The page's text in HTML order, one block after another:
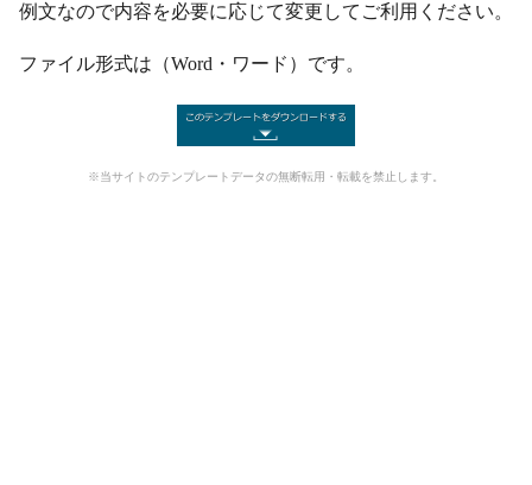
例文なので内容を必要に応じて変更してご利用ください。
ファイル形式は（Word・ワード）です。
※当サイトのテンプレートデータの無断転用・転載を禁止します。